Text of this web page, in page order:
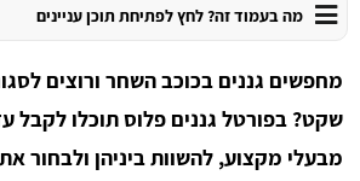
מה בעמוד זה? לחץ לפתיחת תוכן עניינים
מחפשים גננים בכוכב השחר ורוצים
מבעלי מקצוע, להשוות ביניהן ולבחור